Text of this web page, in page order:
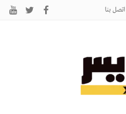
اتصل بنـا